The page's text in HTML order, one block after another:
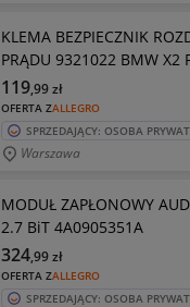
KLEMA BEZPIECZNIK
PRĄDU 9321022 BMW X2
OFERTA ZALLEGRO
119,99zł
SPRZEDAJĄCY: OSOBA
Warszawa
MODUŁ ZAPŁONOWY
2.7 BiT 4A0905351A
OFERTA ZALLEGRO
324,99zł
SPRZEDAJĄCY: OSOBA